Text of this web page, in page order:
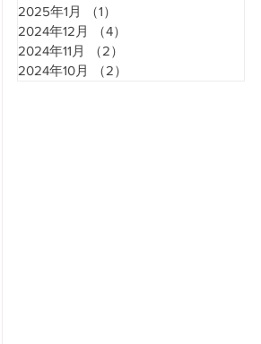
2025年1月
（1）
2024年12月
（4）
2024年11月
（2）
2024年10月
（2）